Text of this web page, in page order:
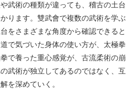
武術の種類が違っても、稽古の土台
ります。雙武會で複数の武術を学ぶ
をさまざまな角度から確認できると
で気づいた身体の使い方が、太極拳
で養った重心感覚が、古流柔術の崩
武術が独立してあるのではなく、互
を深めていく。